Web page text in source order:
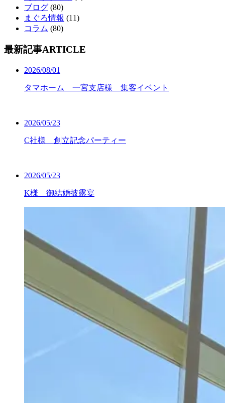
ブログ (80)
まぐろ情報 (11)
コラム (80)
最新記事ARTICLE
2026/08/01
タマホーム 一宮支店様 集客イベント
2026/05/23
C社様 創立記念パーティー
2026/05/23
K様 御結婚披露宴